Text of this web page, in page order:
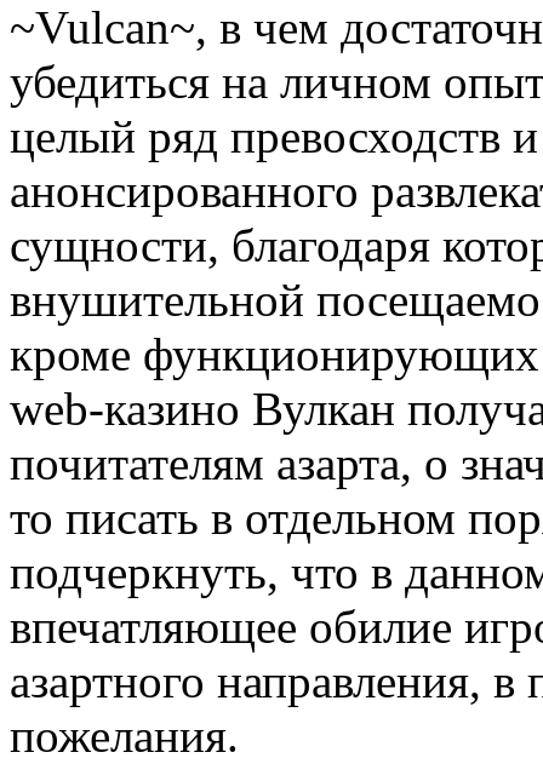
~Vulcan~, в чем
убедиться на личном
целый ряд превосходств
анонсированного
сущности, благодаря
внушительной
кроме
web-казино Вулкан
почитателям азарта, о
то писать в отдельном
подчеркнуть, что в
впечатляющее обилие
азартного направления,
пожелания.